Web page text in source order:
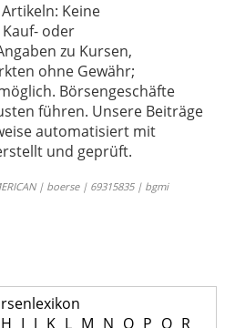
Keine
oder
zu Kursen,
ohne Gewähr;
Börsengeschäfte
führen. Unsere Beiträge
automatisiert mit
und geprüft.
| boerse | 69315835 | bgmi
H I J K L M N O P Q R